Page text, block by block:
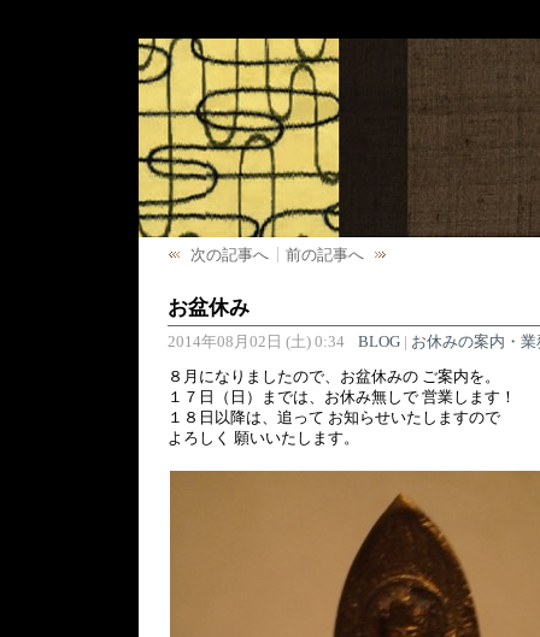
次の記事へ 前の記事へ
お盆休み
2014年08月02日 (土) 0:34 BLOG| お休みの案内・業
８月になりましたので、お盆休みの ご案内を。
１７日（日）までは、お休み無しで 営業します！
１８日以降は、追って お知らせいたしますので
よろしく 願いいたします。